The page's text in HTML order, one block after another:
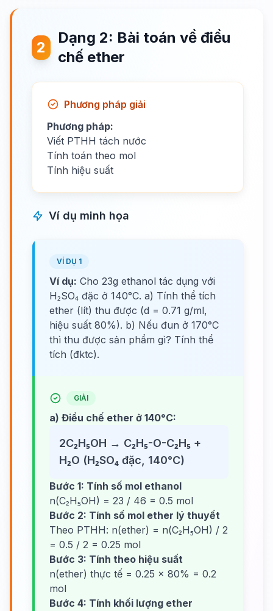
2
Dạng 2: Bài toán về điều
chế ether
Phương pháp giải
Phương pháp:
Viết PTHH tách nước
Tính toán theo mol
Tính hiệu suất
Ví dụ minh họa
VÍ DỤ 1
Ví dụ: Cho 23g ethanol tác dụng với
H₂SO₄ đặc ở 140°C. a) Tính thể tích
ether (lít) thu được (d = 0.71 g/ml,
hiệu suất 80%). b) Nếu đun ở 170°C
thì thu được sản phẩm gì? Tính thể
tích (đktc).
GIẢI
a) Điều chế ether ở 140°C:
2C₂H₅OH → C₂H₅-O-C₂H₅ +
H₂O (H₂SO₄ đặc, 140°C)
Bước 1: Tính số mol ethanol
n(C₂H₅OH) = 23 / 46 = 0.5 mol
Bước 2: Tính số mol ether lý thuyết
Theo PTHH: n(ether) = n(C₂H₅OH) / 2
= 0.5 / 2 = 0.25 mol
Bước 3: Tính theo hiệu suất
n(ether) thực tế = 0.25 × 80% = 0.2
mol
Bước 4: Tính khối lượng ether